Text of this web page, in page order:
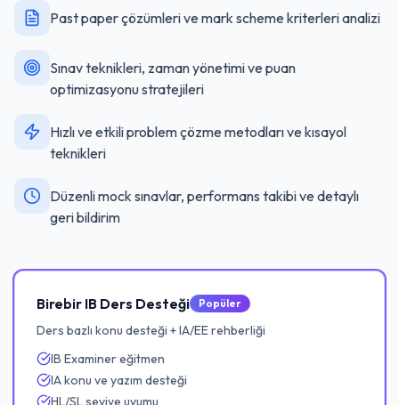
Past paper çözümleri ve mark scheme kriterleri analizi
Sınav teknikleri, zaman yönetimi ve puan
optimizasyonu stratejileri
Hızlı ve etkili problem çözme metodları ve kısayol
teknikleri
Düzenli mock sınavlar, performans takibi ve detaylı
geri bildirim
Birebir IB Ders Desteği Popüler
Ders bazlı konu desteği + IA/EE rehberliği
IB Examiner eğitmen
IA konu ve yazım desteği
HL/SL seviye uyumu